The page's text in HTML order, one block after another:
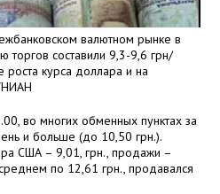
валютном рынке в
торгов составили 9,3-9,6 грн/
курса доллара и на
во многих обменных пунктах за
и больше (до 10,50 грн.).
США – 9,01, грн., продажи –
по 12,61 грн., продавался